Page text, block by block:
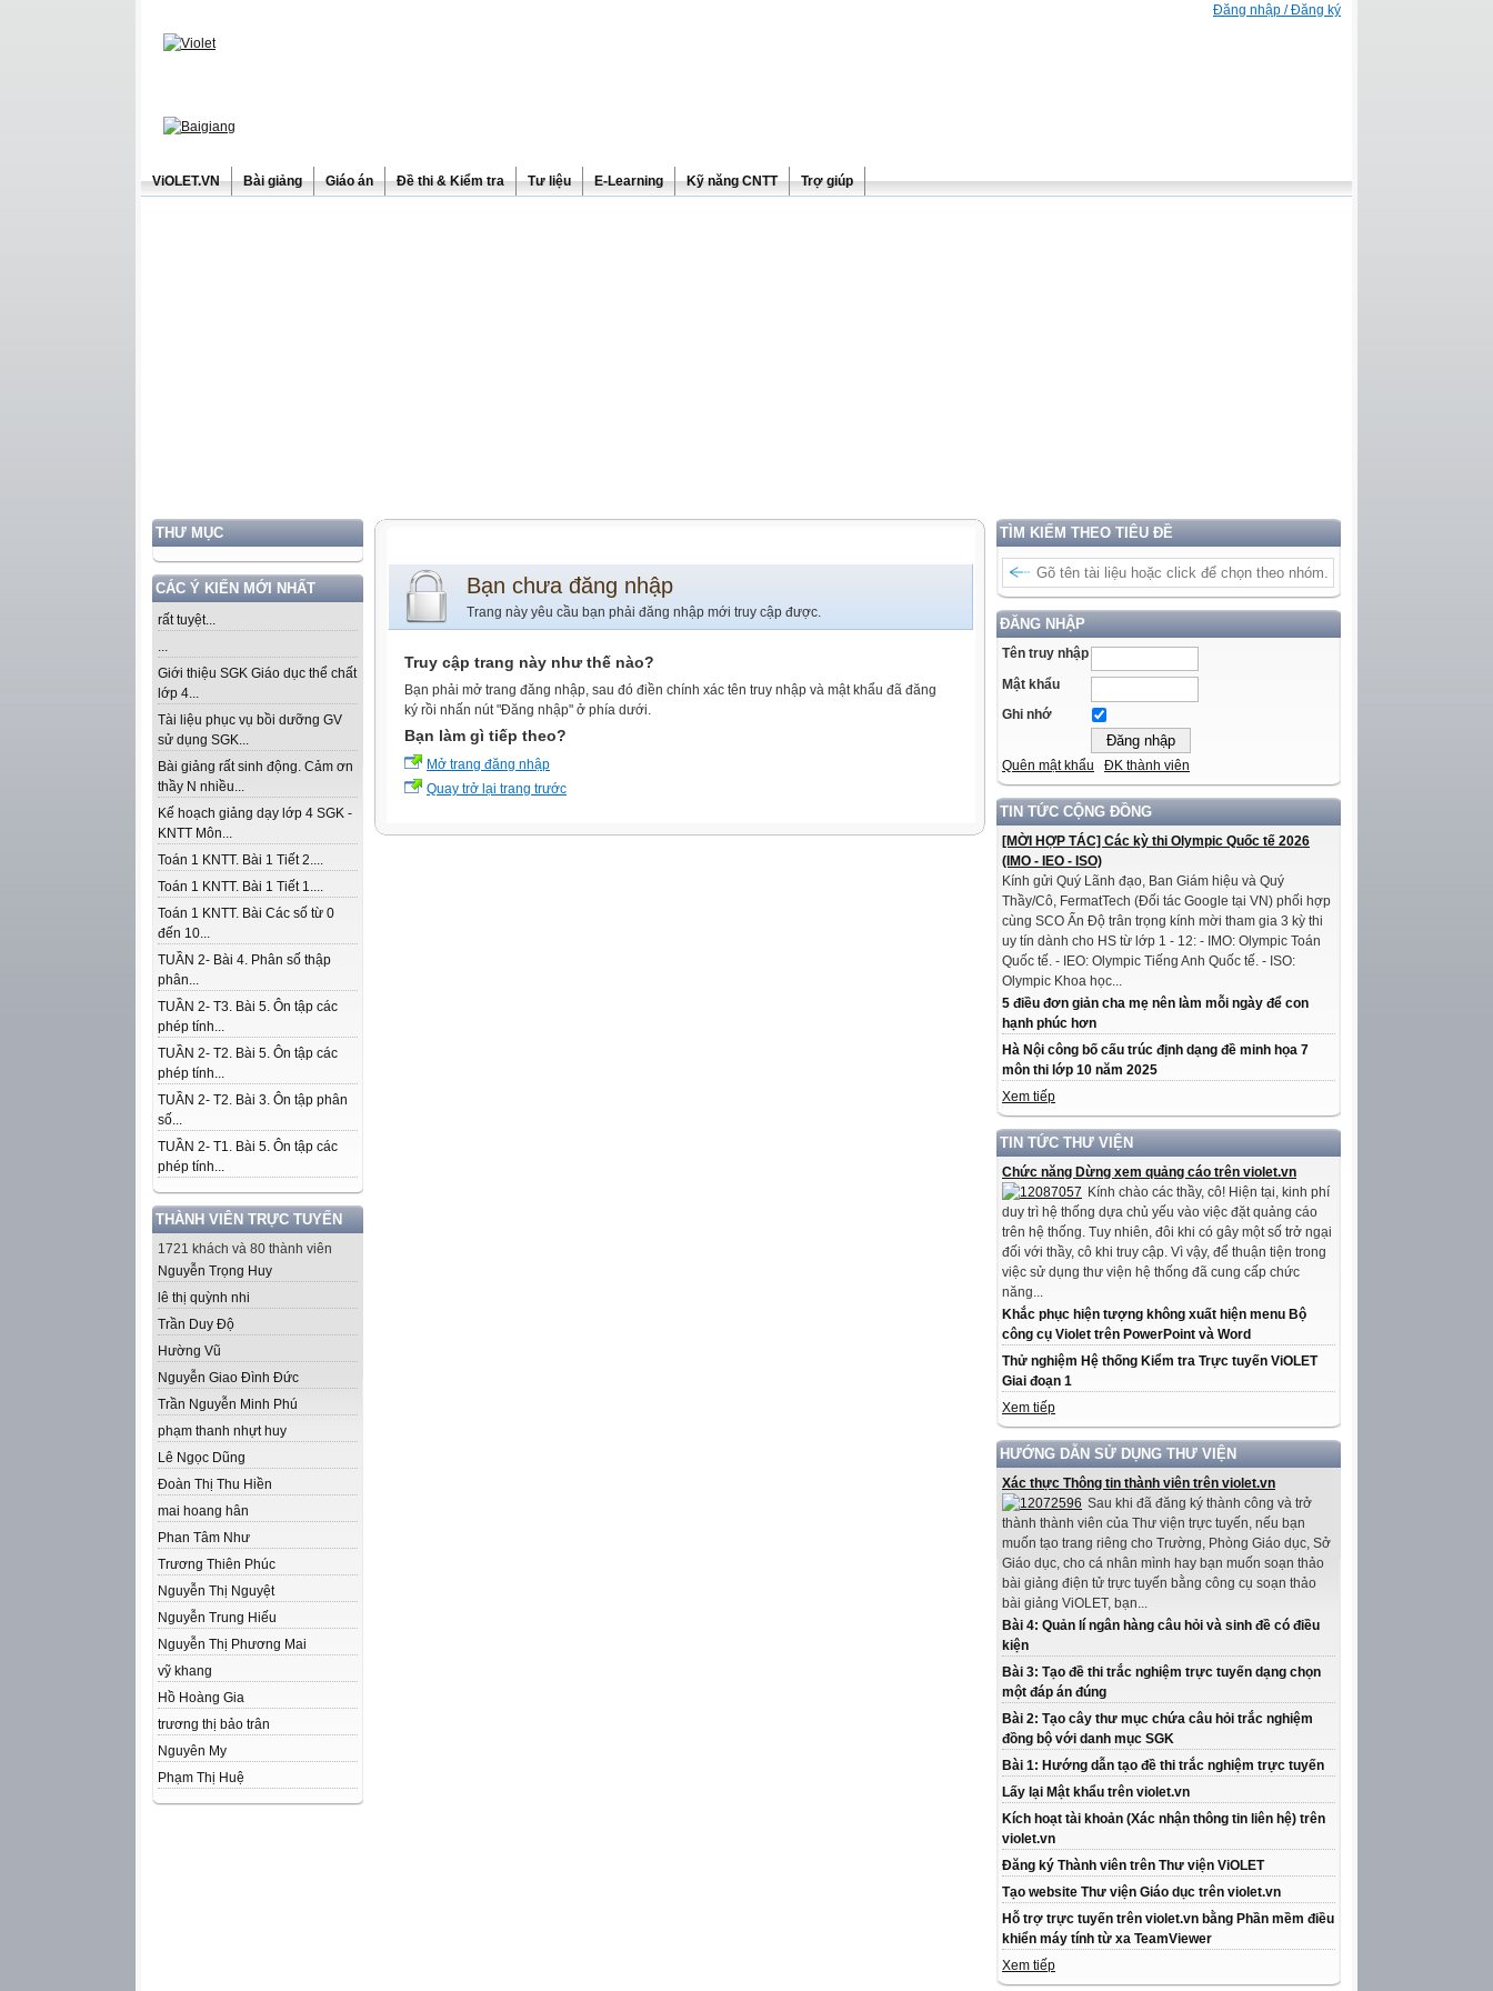
Đăng nhập / Đăng ký
ViOLET.VN Bài giảng Giáo án Đề thi & Kiểm tra Tư liệu E-Learning Kỹ năng CNTT Trợ giúp
THƯ MỤC
CÁC Ý KIẾN MỚI NHẤT
rất tuyệt...
...
Giới thiệu SGK Giáo dục thể chất
lớp 4...
Tài liệu phục vụ bồi dưỡng GV
sử dụng SGK...
Bài giảng rất sinh động. Cảm ơn
thầy N nhiều...
Kế hoạch giảng dạy lớp 4 SGK -
KNTT Môn...
Toán 1 KNTT. Bài 1 Tiết 2....
Toán 1 KNTT. Bài 1 Tiết 1....
Toán 1 KNTT. Bài Các số từ 0
đến 10...
TUẦN 2- Bài 4. Phân số thập
phân...
TUẦN 2- T3. Bài 5. Ôn tập các
phép tính...
TUẦN 2- T2. Bài 5. Ôn tập các
phép tính...
TUẦN 2- T2. Bài 3. Ôn tập phân
số...
TUẦN 2- T1. Bài 5. Ôn tập các
phép tính...
THÀNH VIÊN TRỰC TUYẾN
1721 khách và 80 thành viên
Nguyễn Trọng Huy
lê thị quỳnh nhi
Trần Duy Độ
Hường Vũ
Nguyễn Giao Đình Đức
Trần Nguyễn Minh Phú
phạm thanh nhựt huy
Lê Ngọc Dũng
Đoàn Thị Thu Hiền
mai hoang hân
Phan Tâm Như
Trương Thiên Phúc
Nguyễn Thị Nguyệt
Nguyễn Trung Hiếu
Nguyễn Thị Phương Mai
vỹ khang
Hồ Hoàng Gia
trương thị bảo trân
Nguyên My
Phạm Thị Huệ
TÌM KIẾM THEO TIÊU ĐỀ
ĐĂNG NHẬP
Tên truy nhập
Mật khẩu
Ghi nhớ
Quên mật khẩu ĐK thành viên
TIN TỨC CỘNG ĐỒNG
[MỜI HỢP TÁC] Các kỳ thi Olympic Quốc tế 2026
(IMO - IEO - ISO)
Kính gửi Quý Lãnh đạo, Ban Giám hiệu và Quý
Thầy/Cô, FermatTech (Đối tác Google tại VN) phối hợp
cùng SCO Ấn Độ trân trọng kính mời tham gia 3 kỳ thi
uy tín dành cho HS từ lớp 1 - 12: - IMO: Olympic Toán
Quốc tế. - IEO: Olympic Tiếng Anh Quốc tế. - ISO:
Olympic Khoa học...
5 điều đơn giản cha mẹ nên làm mỗi ngày để con
hạnh phúc hơn
Hà Nội công bố cấu trúc định dạng đề minh họa 7
môn thi lớp 10 năm 2025
Xem tiếp
TIN TỨC THƯ VIỆN
Chức năng Dừng xem quảng cáo trên violet.vn
Kính chào các thầy, cô! Hiện tại, kinh phí
duy trì hệ thống dựa chủ yếu vào việc đặt quảng cáo
trên hệ thống. Tuy nhiên, đôi khi có gây một số trở ngại
đối với thầy, cô khi truy cập. Vì vậy, để thuận tiện trong
việc sử dụng thư viện hệ thống đã cung cấp chức
năng...
Khắc phục hiện tượng không xuất hiện menu Bộ
công cụ Violet trên PowerPoint và Word
Thử nghiệm Hệ thống Kiểm tra Trực tuyến ViOLET
Giai đoạn 1
Xem tiếp
HƯỚNG DẪN SỬ DỤNG THƯ VIỆN
Xác thực Thông tin thành viên trên violet.vn
Sau khi đã đăng ký thành công và trở
thành thành viên của Thư viện trực tuyến, nếu bạn
muốn tạo trang riêng cho Trường, Phòng Giáo dục, Sở
Giáo dục, cho cá nhân mình hay bạn muốn soạn thảo
bài giảng điện tử trực tuyến bằng công cụ soạn thảo
bài giảng ViOLET, bạn...
Bài 4: Quản lí ngân hàng câu hỏi và sinh đề có điều
kiện
Bài 3: Tạo đề thi trắc nghiệm trực tuyến dạng chọn
một đáp án đúng
Bài 2: Tạo cây thư mục chứa câu hỏi trắc nghiệm
đồng bộ với danh mục SGK
Bài 1: Hướng dẫn tạo đề thi trắc nghiệm trực tuyến
Lấy lại Mật khẩu trên violet.vn
Kích hoạt tài khoản (Xác nhận thông tin liên hệ) trên
violet.vn
Đăng ký Thành viên trên Thư viện ViOLET
Tạo website Thư viện Giáo dục trên violet.vn
Hỗ trợ trực tuyến trên violet.vn bằng Phần mềm điều
khiển máy tính từ xa TeamViewer
Xem tiếp
Bạn chưa đăng nhập
Trang này yêu cầu bạn phải đăng nhập mới truy cập được.
Truy cập trang này như thế nào?
Bạn phải mở trang đăng nhập, sau đó điền chính xác tên truy nhập và mật khẩu đã đăng
ký rồi nhấn nút "Đăng nhập" ở phía dưới.
Bạn làm gì tiếp theo?
Mở trang đăng nhập
Quay trở lại trang trước